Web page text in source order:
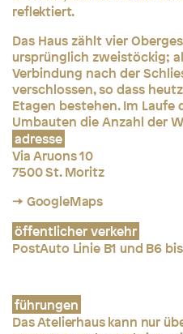
reflektiert.
Das Haus zählt vier
ursprünglich zweistöckig;
Verbindung nach der
verschlossen, so dass
Etagen bestehen. Im Laufe
Umbauten die Anzahl der
adresse
Via Aruons 10
7500 St. Moritz
→ GoogleMaps
öffentlicher verkehr
PostAuto Linie B1 und B6
führungen
Das Atelierhaus kann nur